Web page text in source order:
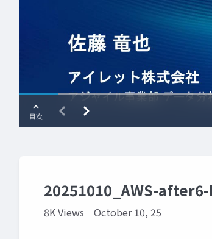
20251010_AWS-
8K Views October 10, 25